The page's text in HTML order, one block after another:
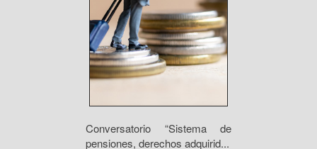
Conversatorio “Sistema de
pensiones, derechos adquirid...